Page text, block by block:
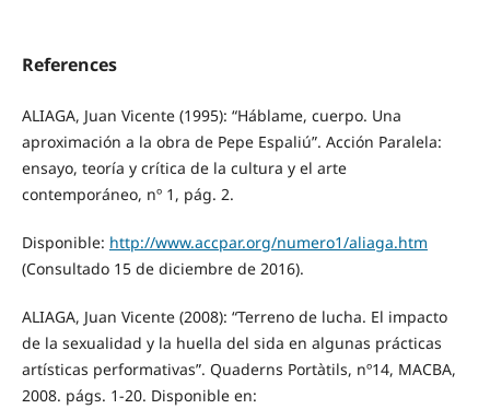
References
ALIAGA, Juan Vicente (1995): “Háblame, cuerpo. Una
aproximación a la obra de Pepe Espaliú”. Acción Paralela:
ensayo, teoría y crítica de la cultura y el arte
contemporáneo, nº 1, pág. 2.
Disponible: http://www.accpar.org/numero1/aliaga.htm
(Consultado 15 de diciembre de 2016).
ALIAGA, Juan Vicente (2008): “Terreno de lucha. El impacto
de la sexualidad y la huella del sida en algunas prácticas
artísticas performativas”. Quaderns Portàtils, nº14, MACBA,
2008. págs. 1-20. Disponible en: